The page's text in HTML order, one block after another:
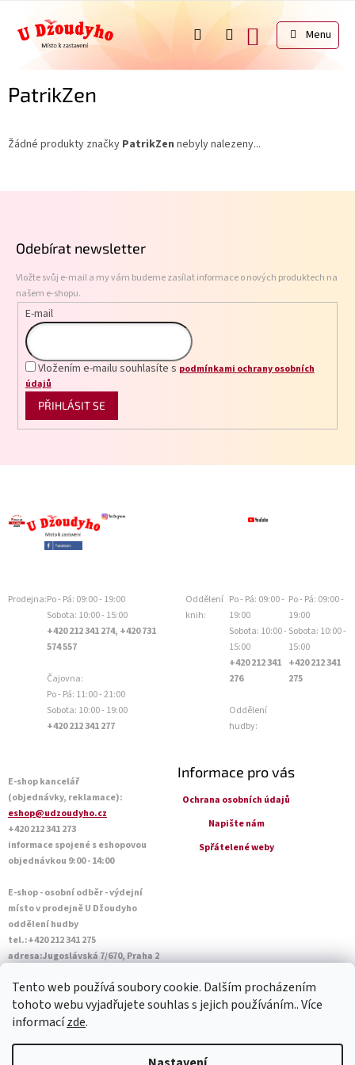
Tento web používá soubory cookie. Dalším procházením
tohoto webu vyjadřujete souhlas s jejich používáním.. Více
informacízde.
obsah
NÁKUPNÍ
KOŠÍK
PatrikZen
Žádné produkty značky PatrikZen nebyly nalezeny...
Odebírat newsletter
Vložte svůj e-mail a my vám budeme zasílat informace o nových produktech na
našem e-shopu.
E-mail
Vložením e-mailu souhlasíte s podmínkami ochrany osobních
údajů
PŘIHLÁSIT SE
Prodejna:Po - Pá: 09:00 - 19:00
Sobota: 10:00 - 15:00
+420 212 341 274, +420 731
574 557
Čajovna:
Po - Pá: 11:00 - 21:00
Sobota: 10:00 - 19:00
+420 212 341 277
Oddělení
knih:
Po - Pá: 09:00 -
19:00
Sobota: 10:00 -
15:00
+420 212 341
276
Oddělení
hudby:
Po - Pá: 09:00 -
19:00
Sobota: 10:00 -
15:00
+420 212 341
275
E-shop kancelář
(objednávky, reklamace):
eshop@udzoudyho.cz
+420 212 341 273
informace spojené s eshopovou
objednávkou 9:00 - 14:00
E-shop - osobní odběr - výdejní
místo v prodejně U Džoudyho
oddělení hudby
tel.:+420 212 341 275
adresa:Jugoslávská 7/670, Praha 2
Sobota: 10:00 - 14:45
Informace pro vás
Ochrana osobních údajů
Napište nám
Spřátelené weby